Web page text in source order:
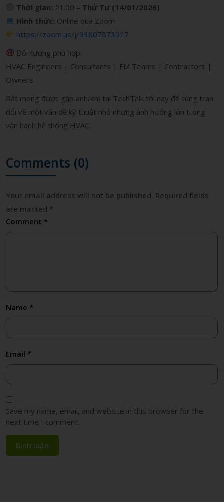
Thời gian: 21:00 – Thứ Tư (14/01/2026)
Hình thức: Online qua Zoom
https://zoom.us/j/93807873017
Đối tượng phù hợp:
HVAC Engineers | Consultants | FM Teams | Contractors |
Owners
Rất mong được gặp anh/chị tại TechTalk tối nay để cùng trao
đổi về một vấn đề kỹ thuật nhỏ nhưng ảnh hưởng lớn trong
vận hành hệ thống HVAC.
Comments (0)
Your email address will not be published. Required fields
are marked *
Comment *
Name *
Email *
Save my name, email, and website in this browser for the
next time I comment.